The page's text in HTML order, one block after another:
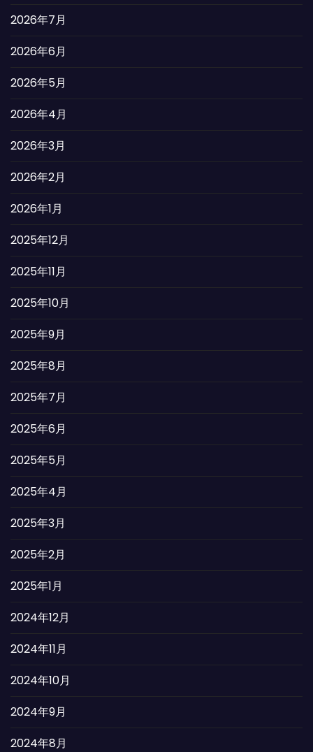
2026年7月
2026年6月
2026年5月
2026年4月
2026年3月
2026年2月
2026年1月
2025年12月
2025年11月
2025年10月
2025年9月
2025年8月
2025年7月
2025年6月
2025年5月
2025年4月
2025年3月
2025年2月
2025年1月
2024年12月
2024年11月
2024年10月
2024年9月
2024年8月